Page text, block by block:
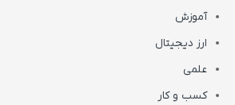
آموزش
ارز دیجیتال
علمی
کسب و کار